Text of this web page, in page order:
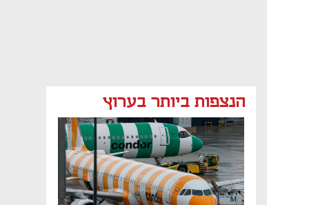
הנצפות ביותר בערוץ